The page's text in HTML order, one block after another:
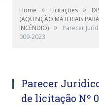
Home » Licitações »
(AQUISIÇÃO MATERIAIS
INCÊNDIO) »
Parecer
009-2023
Parecer
de licitação Nº